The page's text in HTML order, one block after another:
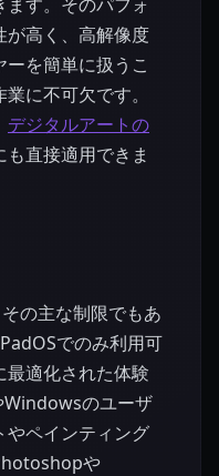
が高く、高解像度
を簡単に扱うこ
に不可欠です。
デジタルアートの
も直接適用できま
の主な制限でもあ
でのみ利用可
適化された体験
のユーザ
やペインティング
や